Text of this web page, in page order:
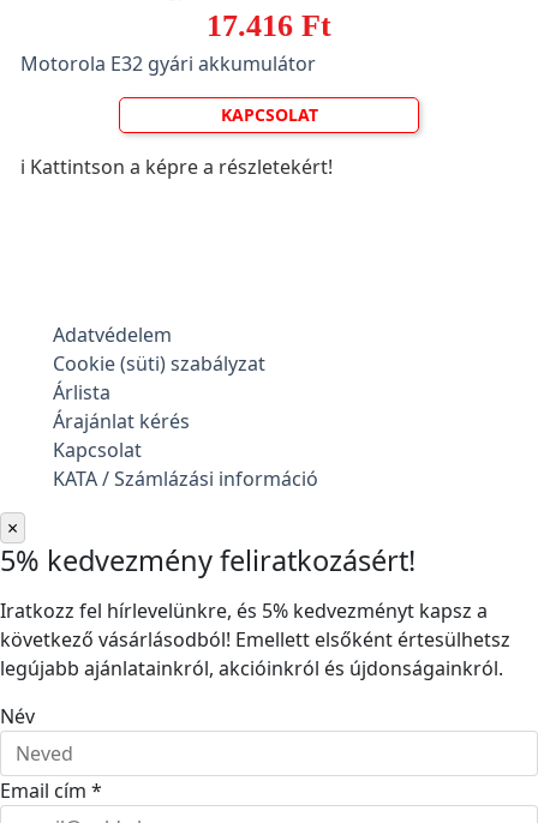
17.416 Ft
Motorola E32 gyári akkumulátor
KAPCSOLAT
ℹ️ Kattintson a képre a részletekért!
Adatvédelem
Cookie (süti) szabályzat
Árlista
Árajánlat kérés
Kapcsolat
KATA / Számlázási információ
×
5% kedvezmény feliratkozásért!
Iratkozz fel hírlevelünkre, és 5% kedvezményt kapsz a
következő vásárlásodból! Emellett elsőként értesülhetsz
legújabb ajánlatainkról, akcióinkról és újdonságainkról.
Név
Email cím *